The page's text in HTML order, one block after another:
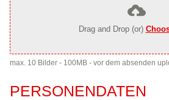
Drag and Drop (or)
max. 10 Bilder - 100MB - vor dem absenden
PERSONENDATEN